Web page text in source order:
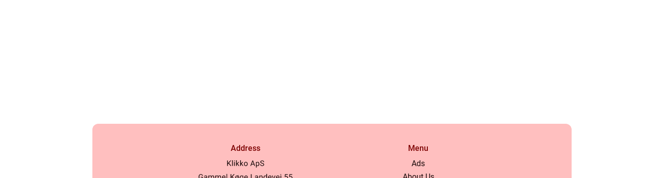
Address
Menu
Ads